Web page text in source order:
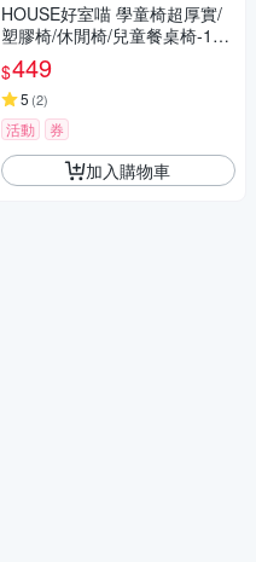
HOUSE好室喵 學童椅超厚實/
塑膠椅/休閒椅/兒童餐桌椅-1入
台灣製造 三色可選
$449
5 (2)
活動 券
加入購物車